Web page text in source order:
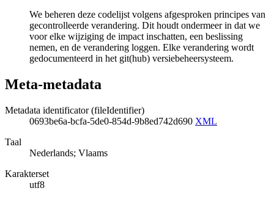
We beheren deze codelijst volgens afgesproken principes van
gecontrolleerde verandering. Dit houdt ondermeer in dat we
voor elke wijziging de impact inschatten, een beslissing
nemen, en de verandering loggen. Elke verandering wordt
gedocumenteerd in het git(hub) versiebeheersysteem.
Meta-metadata
Metadata identificator (fileIdentifier)
0693be6a-bcfa-5de0-854d-9b8ed742d690 XML
Taal
Nederlands; Vlaams
Karakterset
utf8